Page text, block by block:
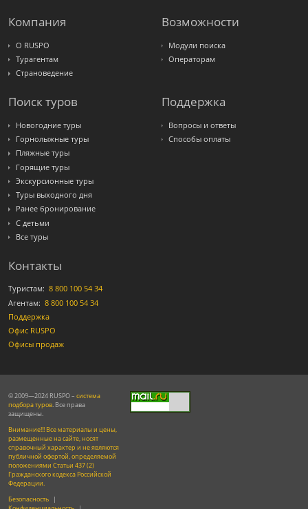
Интурист
Компания
О RUSPO
Турагентам
Страноведение
Возможности
Модули поиска
Операторам
Поиск туров
Новогодние туры
Горнолыжные туры
Пляжные туры
Горящие туры
Экскурсионные туры
Туры выходного дня
Ранее бронирование
С детьми
Все туры
Поддержка
Вопросы и ответы
Способы оплаты
Контакты
Туристам: 8 800 100 54 34
Агентам: 8 800 100 54 34
Поддержка
Офис RUSPO
Офисы продаж
© 2009—2024 RUSPO – система
подбора туров. Все права
защищены.
Внимание!!! Все материалы и цены,
размещенные на сайте, носят
справочный характер и не являются
публичной офертой, определяемой
положениями Статьи 437 (2)
Гражданского кодекса Российской
Федерации.
Безопасность |